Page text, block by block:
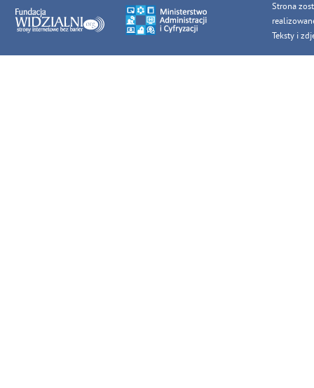
Strona
Teksty i